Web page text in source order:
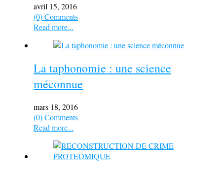
avril 15, 2016
(0) Comments
Read more...
La taphonomie : une science
méconnue
mars 18, 2016
(0) Comments
Read more...